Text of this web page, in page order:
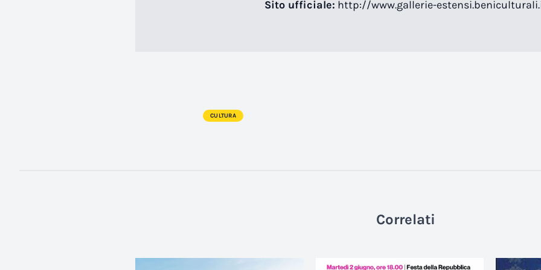
Sito ufficiale: http://www.gallerie-
CULTURA
Correlati